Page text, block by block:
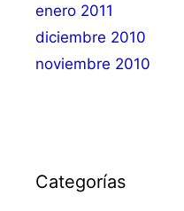
enero 2011
diciembre 2010
noviembre 2010
Categorías